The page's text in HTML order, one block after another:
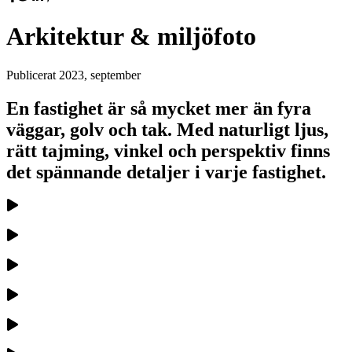
Arkitektur & miljöfoto
Publicerat 2023, september
En fastighet är så mycket mer än fyra
väggar, golv och tak. Med naturligt ljus,
rätt tajming, vinkel och perspektiv finns
det spännande detaljer i varje fastighet.